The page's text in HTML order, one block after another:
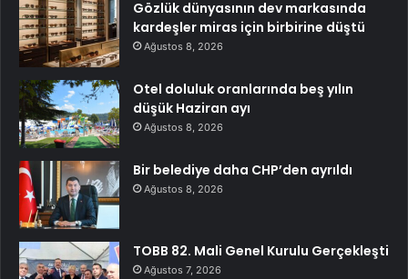
Gözlük dünyasının dev markasında
kardeşler miras için birbirine düştü
Ağustos 8, 2026
Otel doluluk oranlarında beş yılın
düşük Haziran ayı
Ağustos 8, 2026
Bir belediye daha CHP’den ayrıldı
Ağustos 8, 2026
TOBB 82. Mali Genel Kurulu Gerçekleşti
Ağustos 7, 2026